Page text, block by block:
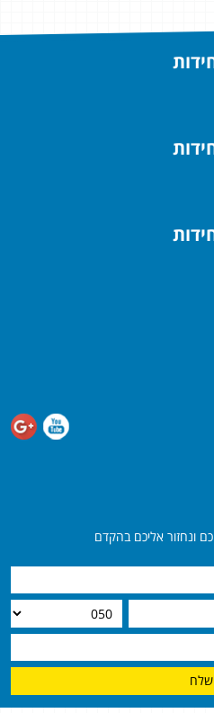
ונחזור אליכם בהקדם
שלח